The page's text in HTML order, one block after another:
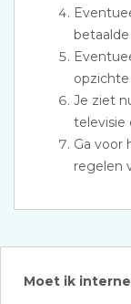
Je ziet
televisie
Ga voor
regelen
Moet ik